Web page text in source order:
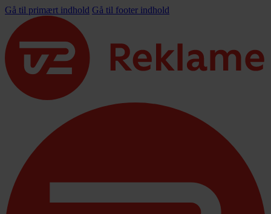
Gå til primært indhold Gå til footer indhold